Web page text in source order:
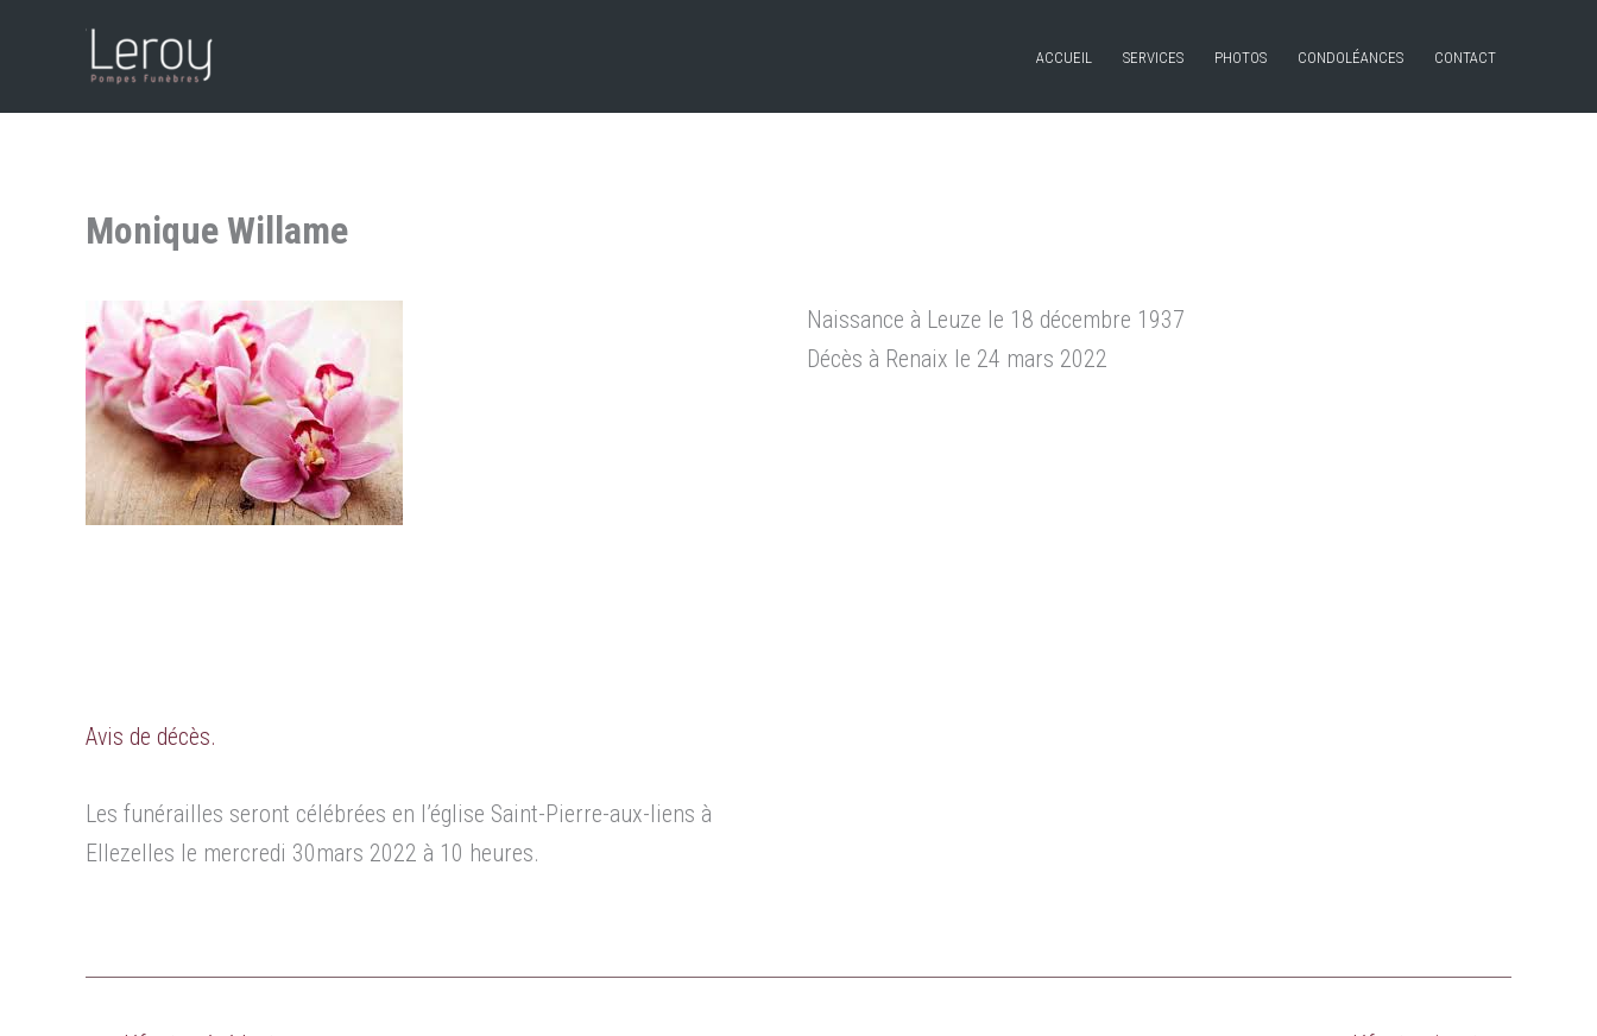
ACCUEIL SERVICES PHOTOS CONDOLÉANCES CONTACT
Monique Willame
Avis de décès.
Les funérailles seront célébrées en l’église Saint-Pierre-aux-liens à
Ellezelles le mercredi 30mars 2022 à 10 heures.
Naissance à Leuze le 18 décembre 1937
Décès à Renaix le 24 mars 2022